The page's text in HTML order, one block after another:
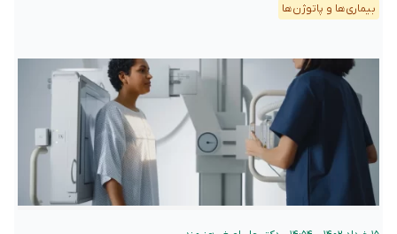
بیماری‌ها و پاتوژن‌ها